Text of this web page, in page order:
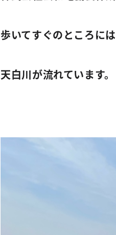
歩いてすぐのところに
天白川が流れています。